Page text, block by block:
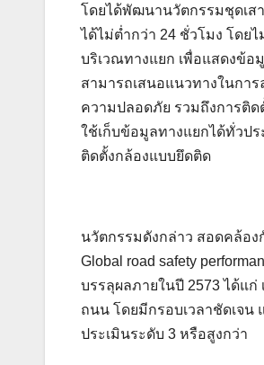
โดยได้พัฒนานวัตกรรมชุดเส
ได้ไม่ต่ำกว่า 24 ชั่วโมง โด
บริเวณทางแยก เพื่อแสดงข้อ
สามารถเสนอแนวทางในกา
ความปลอดภัย รวมถึงการติ
ใช้เก็บข้อมูลทางแยกได้ทั่วป
ติดตั้งกล้องแบบยึดติด
นวัตกรรมดังกล่าว สอดคล้อ
Global road safety
บรรลุผลภายในปี 2573 ได้แ
ถนน โดยมีกรอบเวลาชัดเจน
ประเมินระดับ 3 หรือสูงกว่า